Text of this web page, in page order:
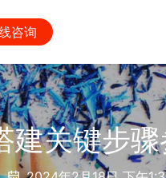
咨询
建关键步